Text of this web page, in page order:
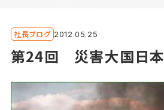
社長ブログ 2012.05.25
第24回 災害大国日本